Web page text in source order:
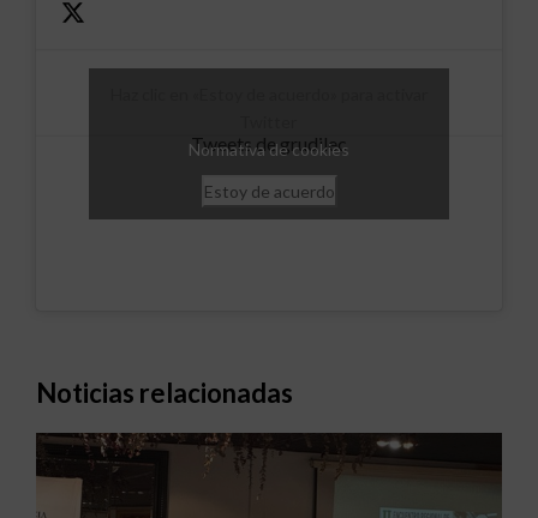
Tweets de grudilec
Normativa de cookies
Estoy de acuerdo
Noticias relacionadas